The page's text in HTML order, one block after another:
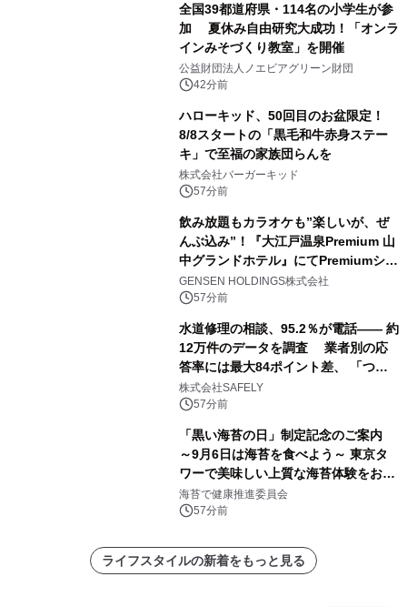
全国39都道府県・114名の小学生が参
加 夏休み自由研究大成功！「オンラ
インみそづくり教室」を開催
公益財団法人ノエビアグリーン財団
42分前
ハローキッド、50回目のお盆限定！
8/8スタートの「黒毛和牛赤身ステー
キ」で至福の家族団らんを
株式会社バーガーキッド
57分前
飲み放題もカラオケも”楽しいが、ぜ
んぶ込み”！『大江戸温泉Premium 山
中グランドホテル』にてPremiumシリ
ーズ初のオールインクルーシブ導入
GENSEN HOLDINGS株式会社
57分前
水道修理の相談、95.2％が電話―― 約
12万件のデータを調査 業者別の応
答率には最大84ポイント差、 「つな
がりやすさ」も選定基準に
株式会社SAFELY
57分前
「黒い海苔の日」制定記念のご案内
～9月6日は海苔を食べよう～ 東京タ
ワーで美味しい上質な海苔体験をお届
けします！
海苔で健康推進委員会
57分前
ライフスタイルの新着をもっと見る